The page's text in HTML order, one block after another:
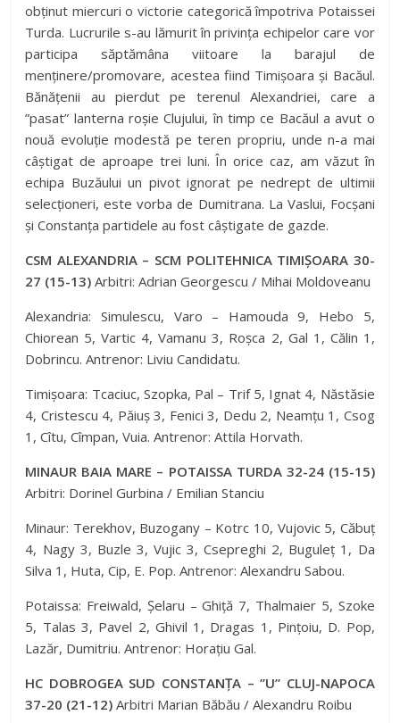
obținut miercuri o victorie categorică împotriva Potaissei
Turda. Lucrurile s-au lămurit în privința echipelor care vor
participa săptămâna viitoare la barajul de
menținere/promovare, acestea fiind Timișoara și Bacăul.
Bănățenii au pierdut pe terenul Alexandriei, care a
”pasat” lanterna roșie Clujului, în timp ce Bacăul a avut o
nouă evoluție modestă pe teren propriu, unde n-a mai
câștigat de aproape trei luni. În orice caz, am văzut în
echipa Buzăului un pivot ignorat pe nedrept de ultimii
selecționeri, este vorba de Dumitrana. La Vaslui, Focșani
și Constanța partidele au fost câștigate de gazde.
CSM ALEXANDRIA – SCM POLITEHNICA TIMIȘOARA 30-
27 (15-13) Arbitri: Adrian Georgescu / Mihai Moldoveanu
Alexandria: Simulescu, Varo – Hamouda 9, Hebo 5,
Chiorean 5, Vartic 4, Vamanu 3, Roșca 2, Gal 1, Călin 1,
Dobrincu. Antrenor: Liviu Candidatu.
Timișoara: Tcaciuc, Szopka, Pal – Trif 5, Ignat 4, Năstăsie
4, Cristescu 4, Păiuș 3, Fenici 3, Dedu 2, Neamțu 1, Csog
1, Cîtu, Cîmpan, Vuia. Antrenor: Attila Horvath.
MINAUR BAIA MARE – POTAISSA TURDA 32-24 (15-15)
Arbitri: Dorinel Gurbina / Emilian Stanciu
Minaur: Terekhov, Buzogany – Kotrc 10, Vujovic 5, Căbuț
4, Nagy 3, Buzle 3, Vujic 3, Csepreghi 2, Buguleț 1, Da
Silva 1, Huta, Cip, E. Pop. Antrenor: Alexandru Sabou.
Potaissa: Freiwald, Șelaru – Ghiță 7, Thalmaier 5, Szoke
5, Talas 3, Pavel 2, Ghivil 1, Dragas 1, Pințoiu, D. Pop,
Lazăr, Dumitriu. Antrenor: Horațiu Gal.
HC DOBROGEA SUD CONSTANȚA – ”U” CLUJ-NAPOCA
37-20 (21-12) Arbitri Marian Băbău / Alexandru Roibu